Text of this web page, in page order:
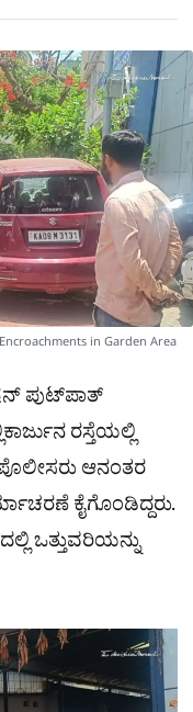
in Garden Area
ಪುಟ್​ಪಾತ್​
ರಸ್ತೆಯಲ್ಲಿ
ಆನಂತರ
ಕೈಗೊಂಡಿದ್ದರು.
ಒತ್ತುವರಿಯನ್ನು